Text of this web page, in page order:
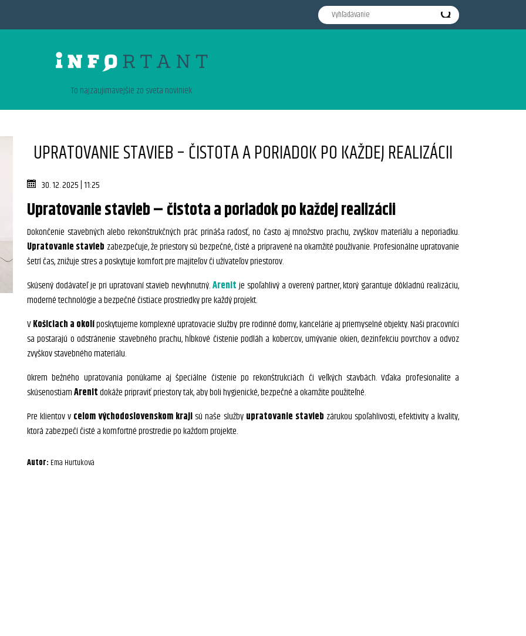
To najzaujimavejšie zo sveta noviniek
UPRATOVANIE STAVIEB – ČISTOTA A PORIADOK PO KAŽDEJ REALIZÁCII
30. 12. 2025 | 11:25
Upratovanie stavieb – čistota a poriadok po každej realizácii
Dokončenie stavebných alebo rekonštrukčných prác prináša radosť, no často aj množstvo prachu, zvyškov materiálu a neporiadku.
Upratovanie stavieb zabezpečuje, že priestory sú bezpečné, čisté a pripravené na okamžité používanie. Profesionálne upratovanie
šetrí čas, znižuje stres a poskytuje komfort pre majiteľov či užívateľov priestorov.
Skúsený dodávateľ je pri upratovaní stavieb nevyhnutný.Arenit je spoľahlivý a overený partner, ktorý garantuje dôkladnú realizáciu,
moderné technológie a bezpečné čistiace prostriedky pre každý projekt.
VKošiciach a okolíposkytujeme komplexné upratovacie služby pre rodinné domy, kancelárie aj priemyselné objekty. Naši pracovníci
sa postarajú o odstránenie stavebného prachu, hĺbkové čistenie podláh a kobercov, umývanie okien, dezinfekciu povrchov a odvoz
zvyškov stavebného materiálu.
Okrem bežného upratovania ponúkame aj špeciálne čistenie po rekonštrukciách či veľkých stavbách. Vďaka profesionalite a
skúsenostiamArenitdokáže pripraviť priestory tak, aby boli hygienické, bezpečné a okamžite použiteľné.
Pre klientov v celom východoslovenskom krajisú naše služby upratovanie stavieb zárukou spoľahlivosti, efektivity a kvality,
ktorá zabezpečí čisté a komfortné prostredie po každom projekte.
Autor: Ema Hurtuková